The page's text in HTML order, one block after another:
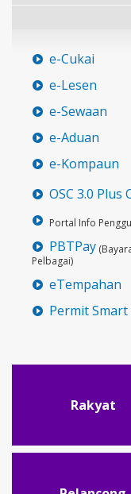
e-Cukai
e-Lesen
e-Sewaan
e-Aduan
e-Kompaun
OSC 3.0 Plus
Portal Info
PBTPay
Pelbagai)
eTempahan
Permit Smart
Rakyat